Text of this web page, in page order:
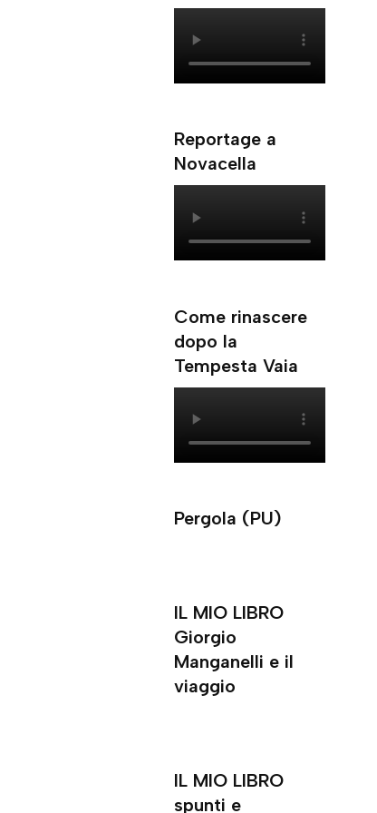
Reportage a
Novacella
Come rinascere
dopo la
Tempesta Vaia
Pergola (PU)
IL MIO LIBRO
Giorgio
Manganelli e il
viaggio
IL MIO LIBRO
spunti e